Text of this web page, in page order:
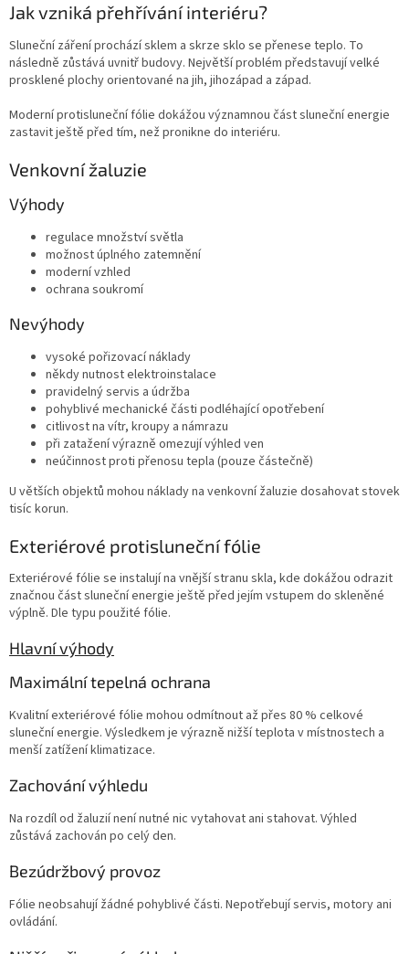
Jak vzniká přehřívání interiéru?
Sluneční záření prochází sklem a skrze sklo se přenese teplo. To
následně zůstává uvnitř budovy. Největší problém představují velké
prosklené plochy orientované na jih, jihozápad a západ.
Moderní protisluneční fólie dokážou významnou část sluneční energie
zastavit ještě před tím, než pronikne do interiéru.
Venkovní žaluzie
Výhody
regulace množství světla
možnost úplného zatemnění
moderní vzhled
ochrana soukromí
Nevýhody
vysoké pořizovací náklady
někdy nutnost elektroinstalace
pravidelný servis a údržba
pohyblivé mechanické části podléhající opotřebení
citlivost na vítr, kroupy a námrazu
při zatažení výrazně omezují výhled ven
neúčinnost proti přenosu tepla (pouze částečně)
U větších objektů mohou náklady na venkovní žaluzie dosahovat stovek
tisíc korun.
Exteriérové protisluneční fólie
Exteriérové fólie se instalují na vnější stranu skla, kde dokážou odrazit
značnou část sluneční energie ještě před jejím vstupem do skleněné
výplně. Dle typu použité fólie.
Hlavní výhody
Maximální tepelná ochrana
Kvalitní exteriérové fólie mohou odmítnout až přes 80 % celkové
sluneční energie. Výsledkem je výrazně nižší teplota v místnostech a
menší zatížení klimatizace.
Zachování výhledu
Na rozdíl od žaluzií není nutné nic vytahovat ani stahovat. Výhled
zůstává zachován po celý den.
Bezúdržbový provoz
Fólie neobsahují žádné pohyblivé části. Nepotřebují servis, motory ani
ovládání.